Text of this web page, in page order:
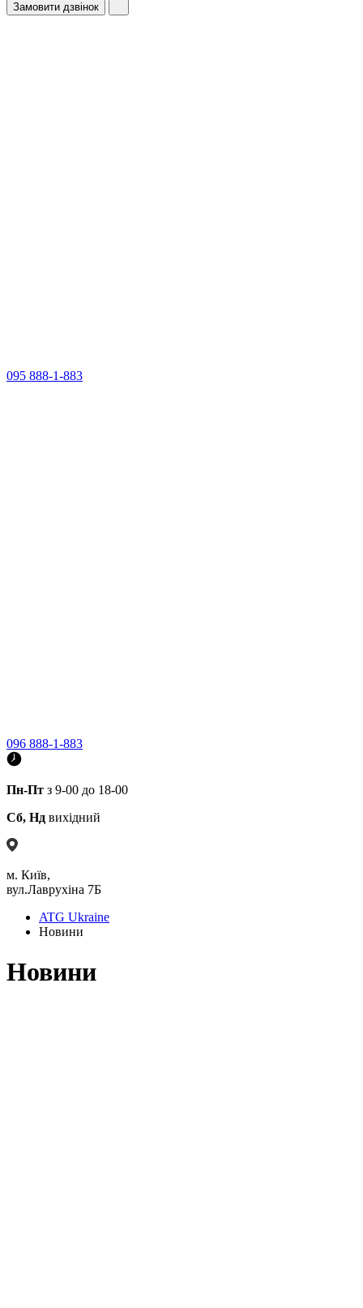
Замовити дзвінок
095 888-1-883
096 888-1-883
Пн-Пт з 9-00 до 18-00
Сб, Нд вихідний
м. Київ,
вул.Лаврухіна 7Б
ATG Ukraine
Новини
Новини